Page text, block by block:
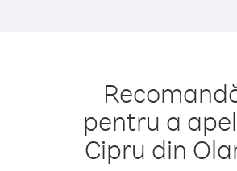
pentru a
Cipru din